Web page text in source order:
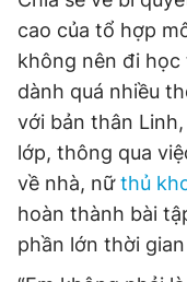
cao của tổ hợp
không nên đi học
dành quá nhiều
với bản thân
lớp, thông qua
về nhà, nữthủ
hoàn thành bài
phần lớn thời